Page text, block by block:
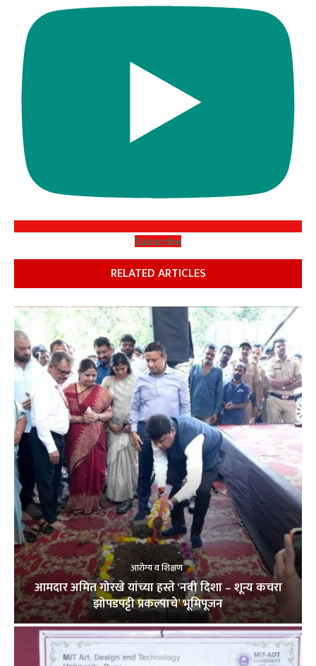
Subscribe
RELATED ARTICLES
आरोग्य व शिक्षण
आमदार अमित गोरखे यांच्या हस्ते ‘नवी दिशा – शून्य कचरा
झोपडपट्टी प्रकल्पाचे’ भूमिपूजन